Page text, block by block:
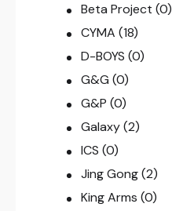
Beta Project (0)
CYMA (18)
D-BOYS (0)
G&G (0)
G&P (0)
Galaxy (2)
ICS (0)
Jing Gong (2)
King Arms (0)